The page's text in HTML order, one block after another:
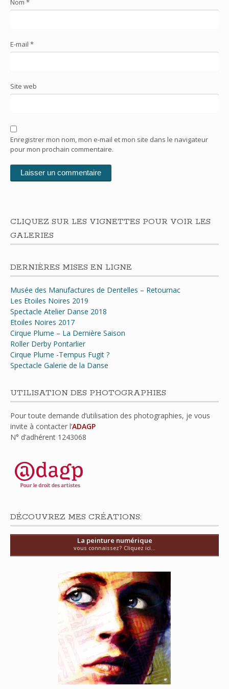
Nom *
E-mail *
Site web
Enregistrer mon nom, mon e-mail et mon site dans le navigateur
pour mon prochain commentaire.
CLIQUEZ SUR LES VIGNETTES POUR VOIR LES
GALERIES
DERNIÈRES MISES EN LIGNE
Musée des Manufactures de Dentelles – Retournac
Les Etoiles Noires 2019
Spectacle Atelier Danse 2018
Etoiles Noires 2017
Cirque Plume – La Dernière Saison
Roller Derby Pontarlier
Cirque Plume -Tempus Fugit ?
Spectacle Galerie de la Danse
UTILISATION DES PHOTOGRAPHIES
Pour toute demande d’utilisation des photographies, je vous
invite à contacter l’ADAGP
N° d’adhérent 1243068
DÉCOUVREZ MES CRÉATIONS:
La peinture numérique
vous connaissez? Cliquez ici...